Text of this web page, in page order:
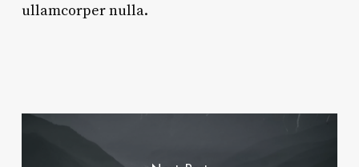
ullamcorper nulla.